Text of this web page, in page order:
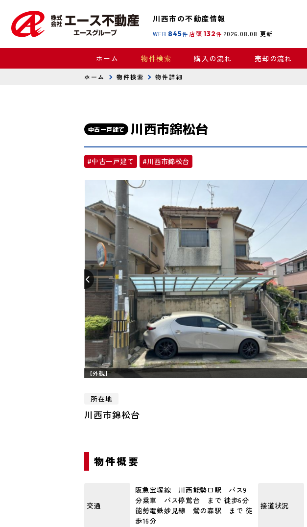
川西市の不動産情報
WEB 845件 店頭 132件 2026.08.08 更新
ホーム 物件検索 購入の流れ 売却の流れ
ホーム 物件検索 物件詳細
中古一戸建て 川西市錦松台
#中古一戸建て #川西市錦松台
【外観】
所在地
川西市錦松台
物件概要
交通
阪急宝塚線 川西能勢口駅 バス9
分乗車 バス停鴬台 まで 徒歩6分
能勢電鉄妙見線 鶯の森駅 まで 徒
歩16分
接道状況